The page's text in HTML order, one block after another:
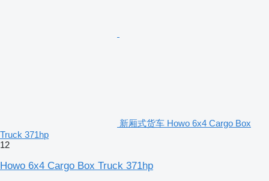
新厢式货车 Howo 6x4 Cargo Box
Truck 371hp
12
Howo 6x4 Cargo Box Truck 371hp